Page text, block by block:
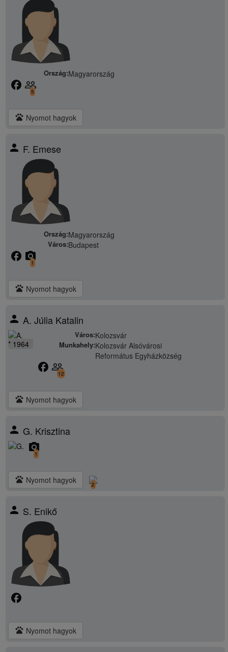
Ország:Magyarország
facebook people_outline
5
pets Nyomot hagyok
person F. Emese
Ország:Magyarország
Város:Budapest
facebook camera_alt
1
pets Nyomot hagyok
person A. Júlia Katalin
* 1964
Város:Kolozsvár
Munkahely:Kolozsvár Alsóvárosi
Református Egyházközség
facebook people_outline
12
pets Nyomot hagyok
person G. Krisztina
camera_alt
1
pets Nyomot hagyok 2
person S. Enikő
facebook
pets Nyomot hagyok